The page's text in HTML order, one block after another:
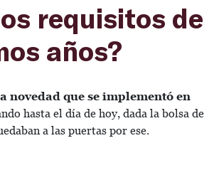
requisitos de
años?
novedad que se implementó en
hasta el día de hoy, dada la bolsa de
a las puertas por ese.